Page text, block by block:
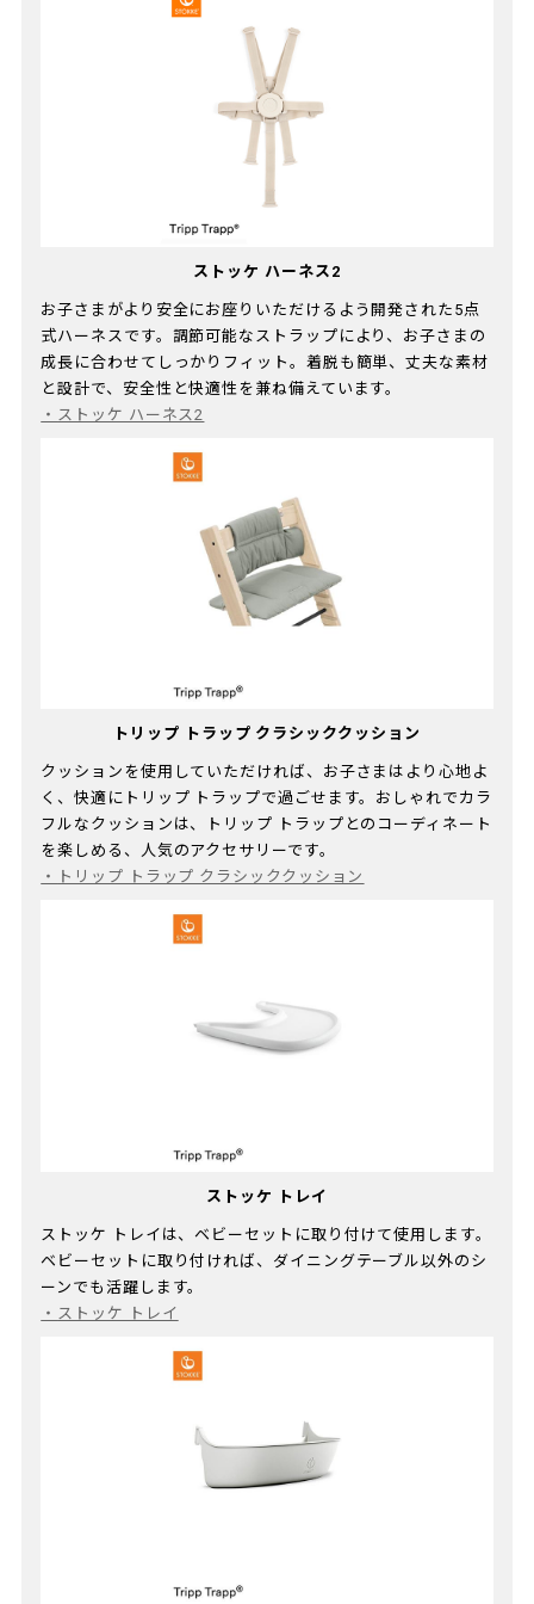
ストッケ ハーネス2
お子さまがより安全にお座りいただけるよう開発された5点
式ハーネスです。調節可能なストラップにより、お子さまの
成長に合わせてしっかりフィット。着脱も簡単、丈夫な素材
と設計で、安全性と快適性を兼ね備えています。​
・ ストッケ ハーネス2
トリップ トラップ クラシッククッション
クッションを使用していただければ、お子さまはより心地よ
く、快適にトリップ トラップで過ごせます。おしゃれでカラ
フルなクッションは、トリップ トラップとのコーディネート
を楽しめる、人気のアクセサリーです。​
・
トリップ トラップ クラシッククッション
ストッケ トレイ
ストッケ トレイは、ベビーセットに取り付けて使用します。
ベビーセットに取り付ければ、ダイニングテーブル以外のシ
ーンでも活躍します。​
・ ストッケ トレイ